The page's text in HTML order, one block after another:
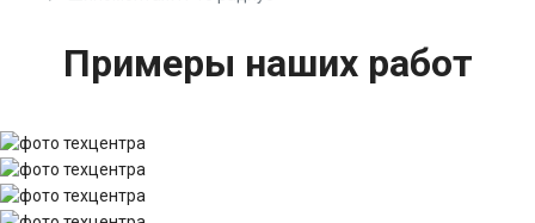
Примеры наших работ